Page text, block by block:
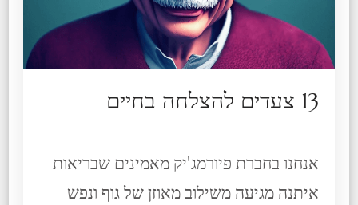
13 צעדים להצלחה בחיים
אנחנו בחברת פיורמג'יק מאמינים שבריאות
איתנה מגיעה משילוב מאוזן של גוף ונפש